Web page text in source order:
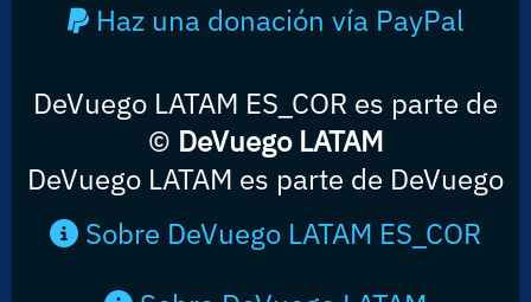
Haz una donación vía PayPal
DeVuego LATAM ES_COR es parte de
© DeVuego LATAM
DeVuego LATAM es parte de DeVuego
Sobre DeVuego LATAM ES_COR